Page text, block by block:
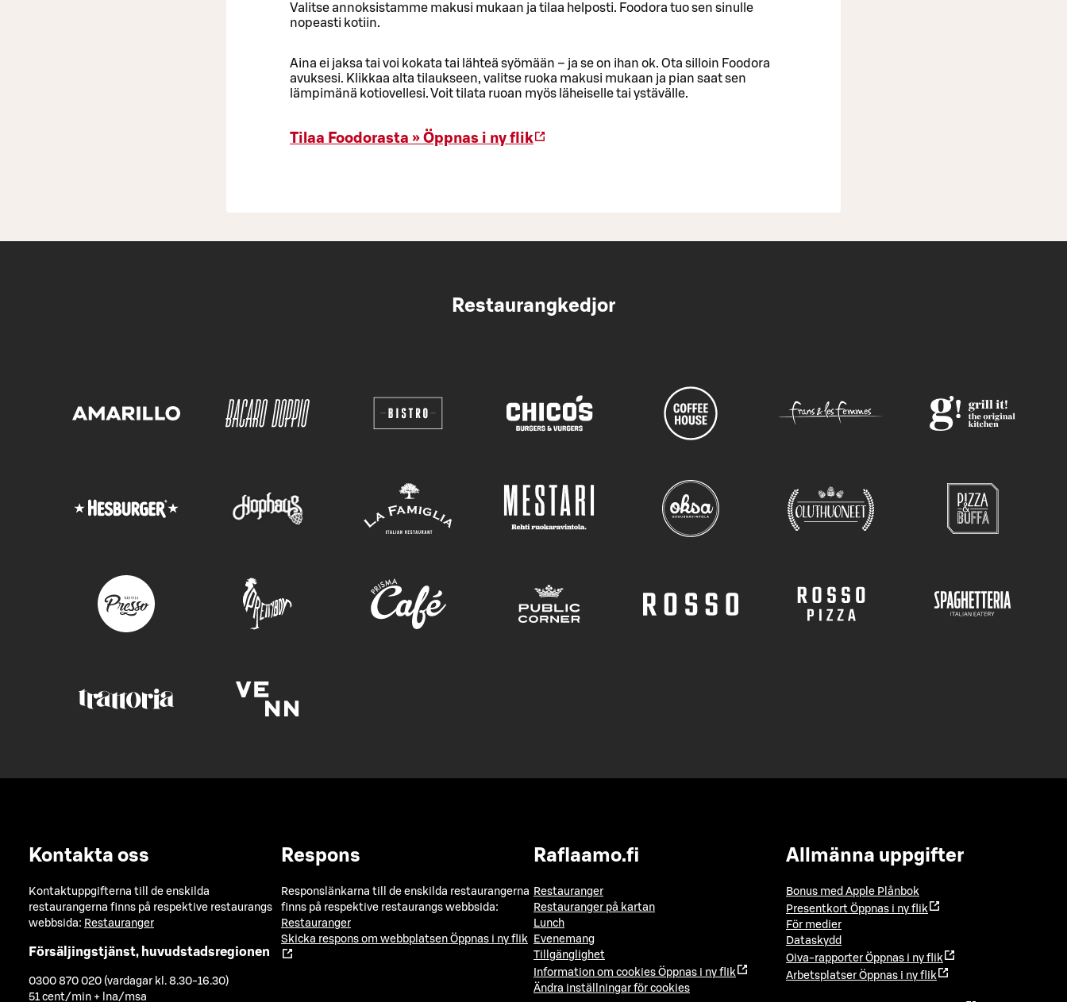
Valitse annoksistamme makusi mukaan ja tilaa helposti. Foodora tuo sen sinulle
nopeasti kotiin.
Aina ei jaksa tai voi kokata tai lähteä syömään – ja se on ihan ok. Ota silloin Foodora
avuksesi. Klikkaa alta tilaukseen, valitse ruoka makusi mukaan ja pian saat sen
lämpimänä kotiovellesi. Voit tilata ruoan myös läheiselle tai ystävälle.
Tilaa Foodorasta » Öppnas i ny flik
Restaurangkedjor
Kontakta oss
Kontaktuppgifterna till de enskilda
restaurangerna finns på respektive restaurangs
webbsida: Restauranger
Försäljingstjänst, huvudstadsregionen
0300 870 020 (vardagar kl. 8.30-16.30)
51 cent/min + lna/msa
Respons
Responslänkarna till de enskilda restaurangerna
finns på respektive restaurangs webbsida:
Restauranger
Skicka respons om webbplatsen Öppnas i ny flik
Raflaamo.fi
Restauranger
Restauranger på kartan
Lunch
Evenemang
Tillgänglighet
Information om cookies Öppnas i ny flik
Ändra inställningar för cookies
Allmänna uppgifter
Bonus med Apple Plånbok
Presentkort Öppnas i ny flik
För medier
Dataskydd
Oiva-rapporter Öppnas i ny flik
Arbetsplatser Öppnas i ny flik